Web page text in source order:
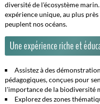
diversité de l'écosystème marin.
expérience unique, au plus
peuplent nos océans.
Une expérience riche et
Assistez à des
pédagogiques, conçues pour
l'importance de la biodiversité
Explorez des zones